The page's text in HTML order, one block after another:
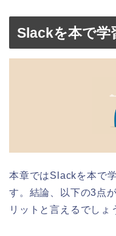
Slackを本で学
本章ではSlackを本で
す。結論、以下の3点
リットと言えるでしょ